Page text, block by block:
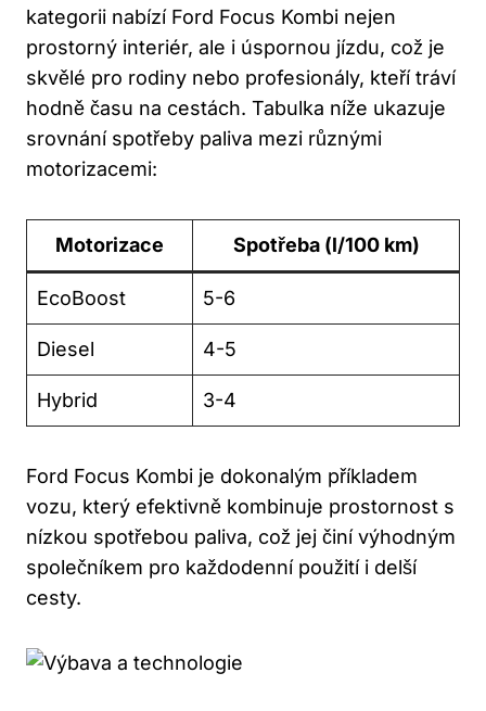
kategorii nabízí Ford Focus Kombi nejen
prostorný interiér, ale i úspornou jízdu, což je
skvělé pro rodiny nebo profesionály, kteří tráví
hodně času na cestách. Tabulka níže ukazuje
srovnání spotřeby paliva mezi různými
motorizacemi:
Motorizace Spotřeba (l/100 km)
EcoBoost 5-6
Diesel 4-5
Hybrid 3-4
Ford Focus Kombi je dokonalým příkladem
vozu, který efektivně kombinuje prostornost s
nízkou spotřebou paliva, což jej činí výhodným
společníkem pro každodenní použití i delší
cesty.